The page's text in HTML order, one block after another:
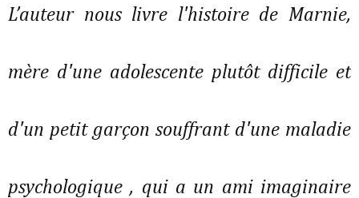
L’auteur nous livre l'histoire de Marnie,
mère d'une adolescente plutôt difficile et
d'un petit garçon souffrant d'une maladie
psychologique , qui a un ami imaginaire